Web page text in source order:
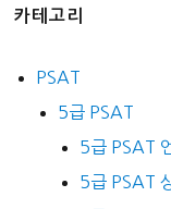
카테고리
PSAT
5급 PSAT
5급 PSAT
5급 PSAT